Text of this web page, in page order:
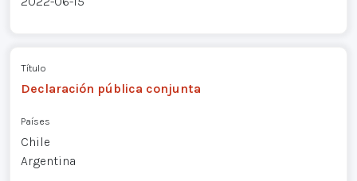
Título
Declaración pública conjunta
Países
Chile
Argentina